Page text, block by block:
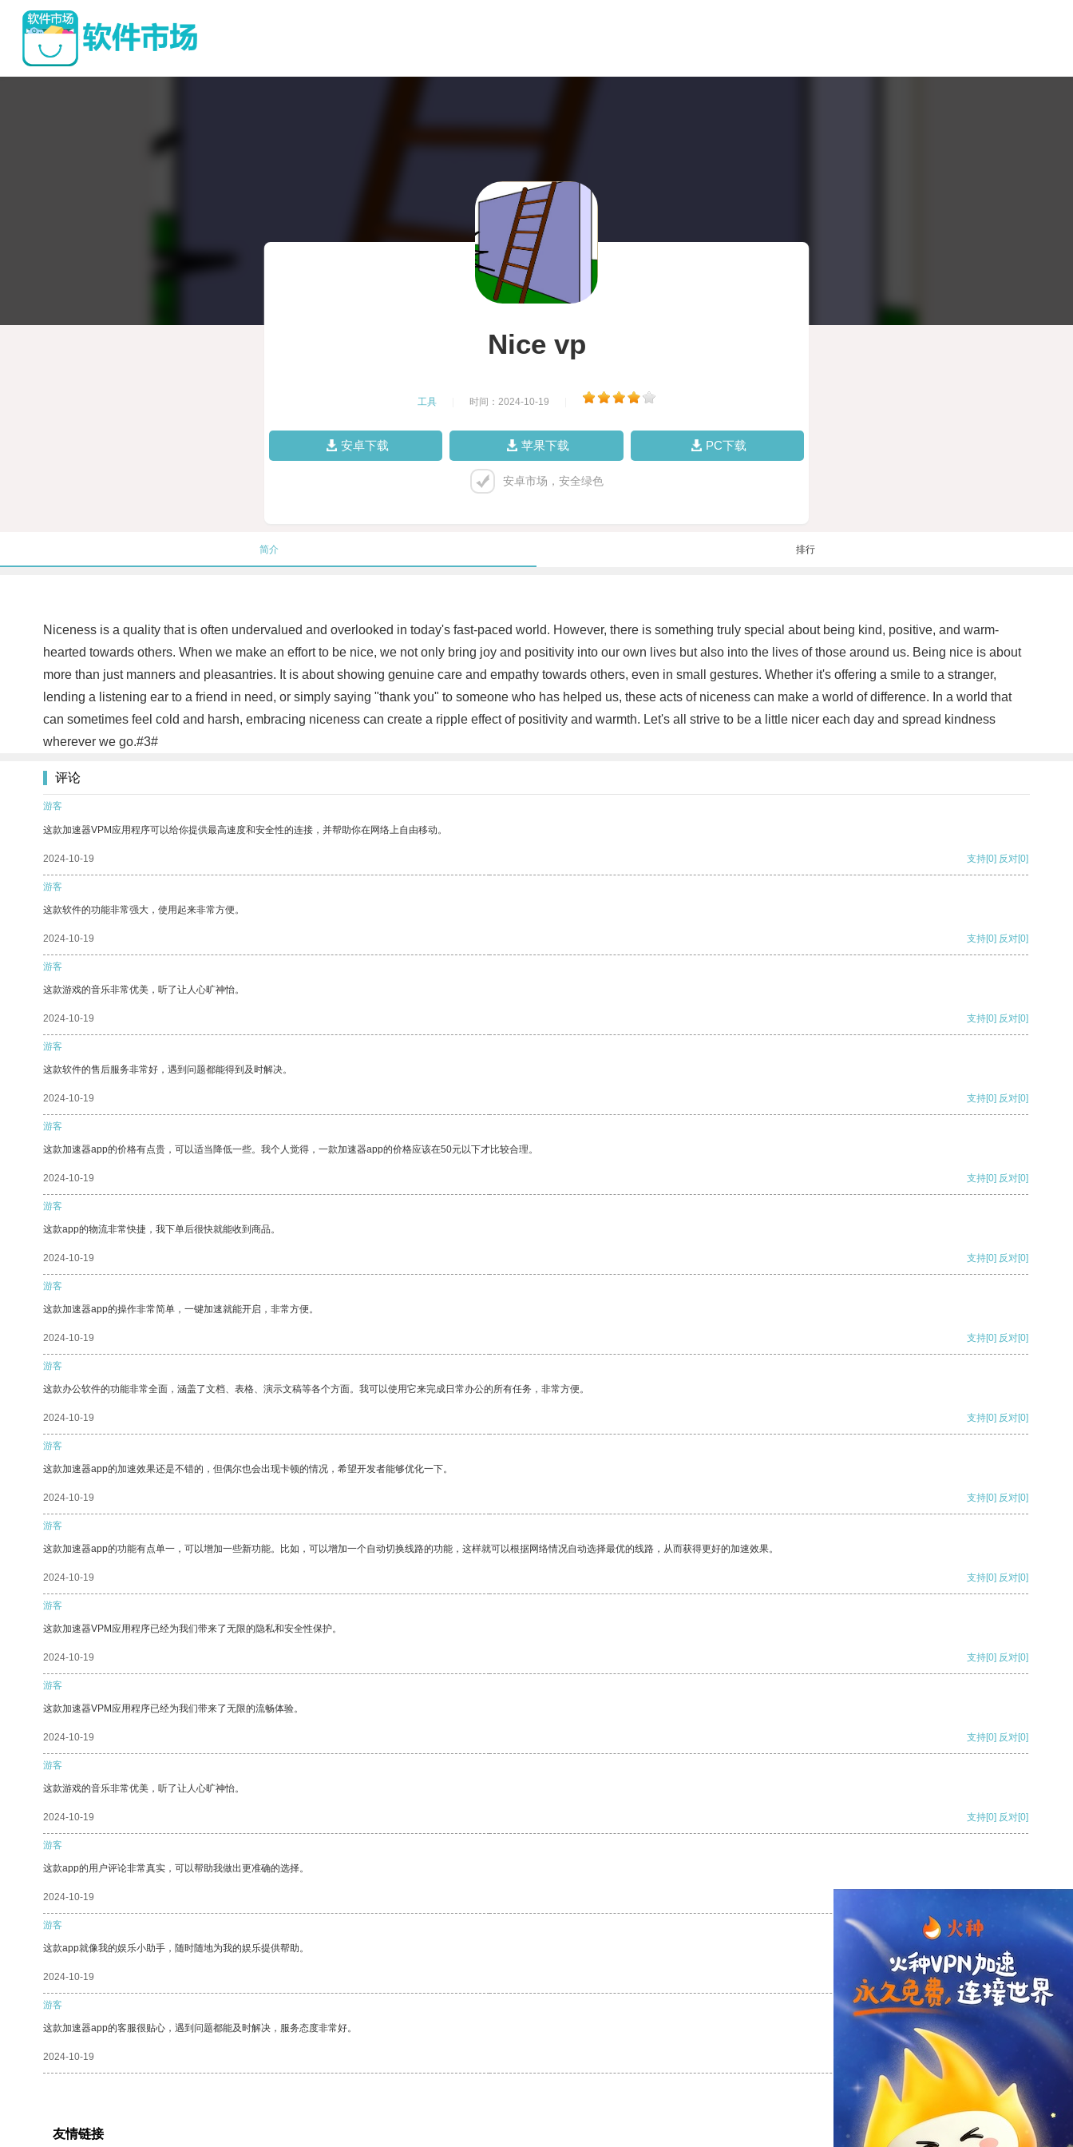
Nice vp
工具 时间：2024-10-19
安卓下载 苹果下载 PC下载
安卓市场，安全绿色
简介 排行
Niceness is a quality that is often undervalued and overlooked in today's fast-paced world. However, there is something truly special about being kind, positive, and warm-
hearted towards others. When we make an effort to be nice, we not only bring joy and positivity into our own lives but also into the lives of those around us. Being nice is about
more than just manners and pleasantries. It is about showing genuine care and empathy towards others, even in small gestures. Whether it's offering a smile to a stranger,
lending a listening ear to a friend in need, or simply saying "thank you" to someone who has helped us, these acts of niceness can make a world of difference. In a world that
can sometimes feel cold and harsh, embracing niceness can create a ripple effect of positivity and warmth. Let's all strive to be a little nicer each day and spread kindness
wherever we go.#3#
评论
游客
这款加速器VPM应用程序可以给你提供最高速度和安全性的连接，并帮助你在网络上自由移动。
2024-10-19 支持[0] 反对[0]
游客
这款软件的功能非常强大，使用起来非常方便。
2024-10-19 支持[0] 反对[0]
游客
这款游戏的音乐非常优美，听了让人心旷神怡。
2024-10-19 支持[0] 反对[0]
游客
这款软件的售后服务非常好，遇到问题都能得到及时解决。
2024-10-19 支持[0] 反对[0]
游客
这款加速器app的价格有点贵，可以适当降低一些。我个人觉得，一款加速器app的价格应该在50元以下才比较合理。
2024-10-19 支持[0] 反对[0]
游客
这款app的物流非常快捷，我下单后很快就能收到商品。
2024-10-19 支持[0] 反对[0]
游客
这款加速器app的操作非常简单，一键加速就能开启，非常方便。
2024-10-19 支持[0] 反对[0]
游客
这款办公软件的功能非常全面，涵盖了文档、表格、演示文稿等各个方面。我可以使用它来完成日常办公的所有任务，非常方便。
2024-10-19 支持[0] 反对[0]
游客
这款加速器app的加速效果还是不错的，但偶尔也会出现卡顿的情况，希望开发者能够优化一下。
2024-10-19 支持[0] 反对[0]
游客
这款加速器app的功能有点单一，可以增加一些新功能。比如，可以增加一个自动切换线路的功能，这样就可以根据网络情况自动选择最优的线路，从而获得更好的加速效果。
2024-10-19 支持[0] 反对[0]
游客
这款加速器VPM应用程序已经为我们带来了无限的隐私和安全性保护。
2024-10-19 支持[0] 反对[0]
游客
这款加速器VPM应用程序已经为我们带来了无限的流畅体验。
2024-10-19 支持[0] 反对[0]
游客
这款游戏的音乐非常优美，听了让人心旷神怡。
2024-10-19 支持[0] 反对[0]
游客
这款app的用户评论非常真实，可以帮助我做出更准确的选择。
2024-10-19
游客
这款app就像我的娱乐小助手，随时随地为我的娱乐提供帮助。
2024-10-19 支持 [0] 反对 [0]
游客
这款加速器app的客服很贴心，遇到问题都能及时解决，服务态度非常好。
2024-10-19 支持
友情链接